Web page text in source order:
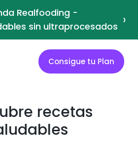
Realfooding -
sin ultraprocesados ›
Consigue tu Plan
recetas